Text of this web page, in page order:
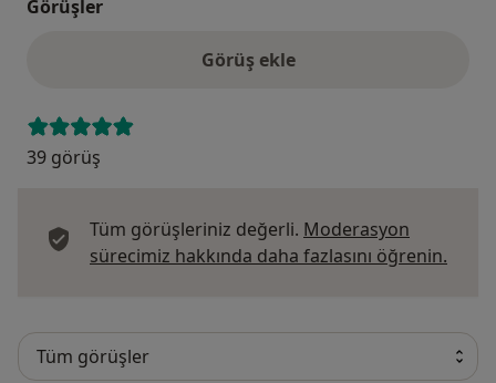
Görüşler
Görüş ekle
39 görüş
Tüm görüşleriniz değerli. Moderasyon
sürecimiz hakkında daha fazlasını öğrenin.